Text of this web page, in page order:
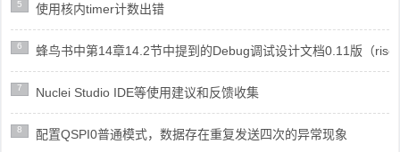
5 使用核内timer计数出错
6 蜂鸟书中第14章14.2节中提到的Debug调试设计文档0.11版（
7 Nuclei Studio IDE等使用建议和反馈收集
8 配置QSPI0普通模式，数据存在重复发送四次的异常现象